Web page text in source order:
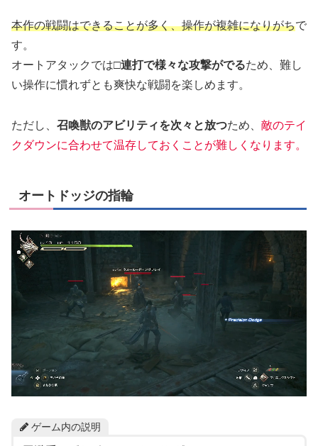
本作の戦闘はできることが多く、操作が複雑になりがちで
す。
オートアタックでは□連打で様々な攻撃がでるため、難し
い操作に慣れずとも爽快な戦闘を楽しめます。
ただし、 召喚獣のアビリティを次々と放つため、 敵のテイ
クダウンに合わせて温存しておくことが難しくなります。
オートドッジの指輪
ゲーム内の説明